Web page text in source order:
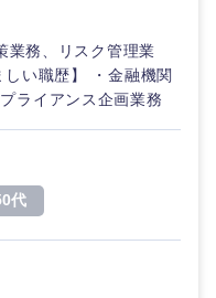
業務、リスク管理業
い職歴】 ・金融機関
ライアンス企画業務
代